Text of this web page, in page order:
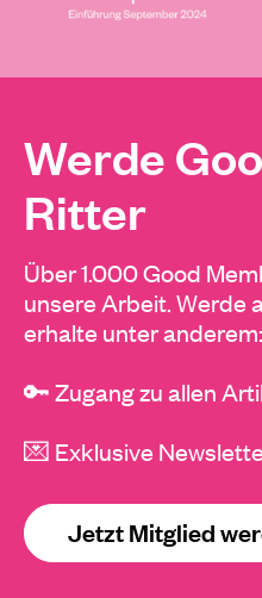
Werde
Ritter
Über 1.000 Good
unsere Arbeit. Werde
erhalte unter anderem:
🔑 Zugang zu allen
💌 Exklusive
Jetzt Mitglied